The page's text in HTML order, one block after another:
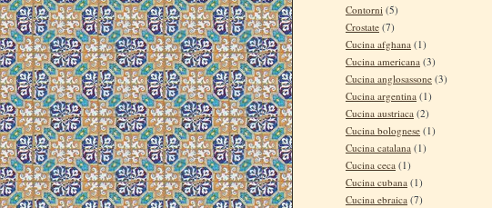
Contorni (5)
Crostate (7)
Cucina afghana (1)
Cucina americana (3)
Cucina anglosassone (3)
Cucina argentina (1)
Cucina austriaca (2)
Cucina bolognese (1)
Cucina catalana (1)
Cucina ceca (1)
Cucina cubana (1)
Cucina ebraica (7)